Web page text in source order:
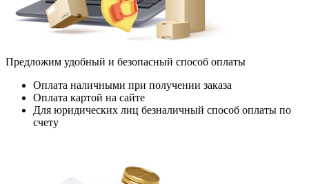
Предложим удобный и безопасный способ оплаты
Оплата наличными при получении заказа
Оплата картой на сайте
Для юридических лиц безналичный способ оплаты по
счету